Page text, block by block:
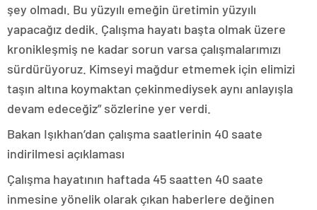
şey olmadı. Bu yüzyılı emeğin üretimin yüzyılı
yapacağız dedik. Çalışma hayatı başta olmak üzere
kronikleşmiş ne kadar sorun varsa çalışmalarımızı
sürdürüyoruz. Kimseyi mağdur etmemek için elimizi
taşın altına koymaktan çekinmediysek aynı anlayışla
devam edeceğiz” sözlerine yer verdi.
Bakan Işıkhan’dan çalışma saatlerinin 40 saate
indirilmesi açıklaması
Çalışma hayatının haftada 45 saatten 40 saate
inmesine yönelik olarak çıkan haberlere değinen